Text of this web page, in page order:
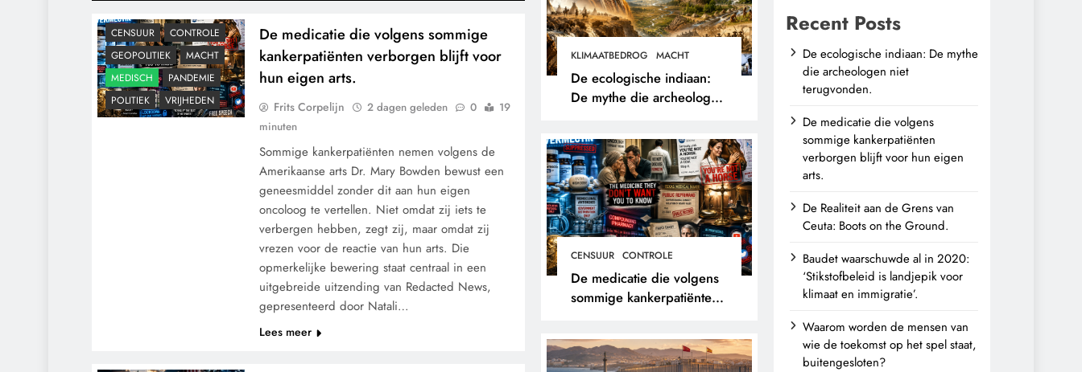
KLIMAATBEDROG MACHT
De ecologische indiaan:
De mythe die archeologen
CENSUUR CONTROLE
De medicatie die volgens
sommige kankerpatiënten
eigen arts.
CENSUUR
CONTROLE
GEOPOLITIEK
MACHT
MEDISCH
PANDEMIE
POLITIEK
VRIJHEDEN
De medicatie die volgens sommige
kankerpatiënten verborgen blijft voor
hun eigen arts.
Frits Corpelijn 2 dagen geleden 0
19
minuten
Sommige kankerpatiënten nemen volgens de
Amerikaanse arts Dr. Mary Bowden bewust een
geneesmiddel zonder dit aan hun eigen
oncoloog te vertellen. Niet omdat zij iets te
verbergen hebben, zegt zij, maar omdat zij
vrezen voor de reactie van hun arts. Die
opmerkelijke bewering staat centraal in een
uitgebreide uitzending van Redacted News,
gepresenteerd door Natali…
Lees meer
Recent Posts
De ecologische indiaan: De mythe
die archeologen niet
terugvonden.
De medicatie die volgens
sommige kankerpatiënten
verborgen blijft voor hun eigen
arts.
De Realiteit aan de Grens van
Ceuta: Boots on the Ground.
Baudet waarschuwde al in 2020:
‘Stikstofbeleid is landjepik voor
klimaat en immigratie’.
Waarom worden de mensen van
wie de toekomst op het spel staat,
buitengesloten?